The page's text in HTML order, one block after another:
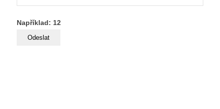
Například: 12